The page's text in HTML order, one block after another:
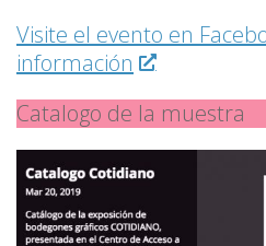
Visite el evento en
información
Catalogo de la muestra